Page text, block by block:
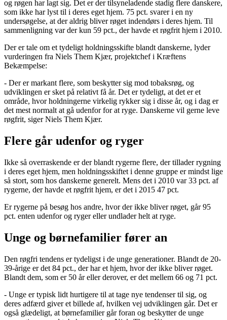
og røgen har lagt sig. Det er der tilsyneladende stadig flere danskere,
som ikke har lyst til i deres eget hjem. 75 pct. svarer i en ny
undersøgelse, at der aldrig bliver røget indendørs i deres hjem. Til
sammenligning var der kun 59 pct., der havde et røgfrit hjem i 2010.
Der er tale om et tydeligt holdningsskifte blandt danskerne, lyder
vurderingen fra Niels Them Kjær, projektchef i Kræftens
Bekæmpelse:
- Der er markant flere, som beskytter sig mod tobaksrøg, og
udviklingen er sket på relativt få år. Det er tydeligt, at det er et
område, hvor holdningerne virkelig rykker sig i disse år, og i dag er
det mest normalt at gå udenfor for at ryge. Danskerne vil gerne leve
røgfrit, siger Niels Them Kjær.
Flere går udenfor og ryger
Ikke så overraskende er der blandt rygerne flere, der tillader rygning
i deres eget hjem, men holdningsskiftet i denne gruppe er mindst lige
så stort, som hos danskerne generelt. Mens det i 2010 var 33 pct. af
rygerne, der havde et røgfrit hjem, er det i 2015 47 pct.
Er rygerne på besøg hos andre, hvor der ikke bliver røget, går 95
pct. enten udenfor og ryger eller undlader helt at ryge.
Unge og børnefamilier fører an
Den røgfri tendens er tydeligst i de unge generationer. Blandt de 20-
39-årige er det 84 pct., der har et hjem, hvor der ikke bliver røget.
Blandt dem, som er 50 år eller derover, er det mellem 66 og 71 pct.
- Unge er typisk lidt hurtigere til at tage nye tendenser til sig, og
deres adfærd giver et billede af, hvilken vej udviklingen går. Det er
også glædeligt, at børnefamilier går foran og beskytter de unge